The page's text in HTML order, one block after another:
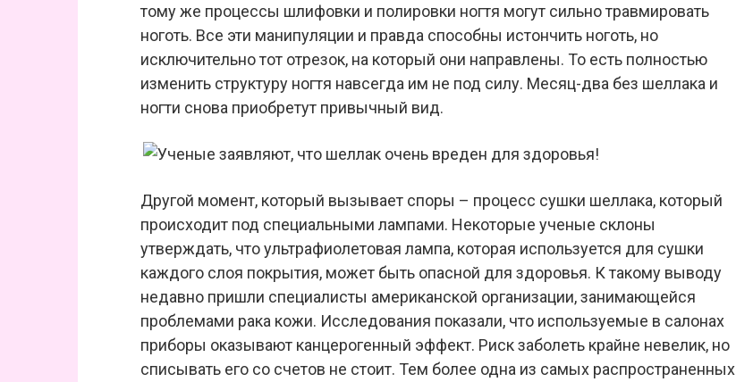
тому же процессы шлифовки и полировки ногтя могут сильно травмировать
ноготь. Все эти манипуляции и правда способны истончить ноготь, но
исключительно тот отрезок, на который они направлены. То есть полностью
изменить структуру ногтя навсегда им не под силу. Месяц-два без шеллака и
ногти снова приобретут привычный вид.
Другой момент, который вызывает споры – процесс сушки шеллака, который
происходит под специальными лампами. Некоторые ученые склоны
утверждать, что ультрафиолетовая лампа, которая используется для сушки
каждого слоя покрытия, может быть опасной для здоровья. К такому выводу
недавно пришли специалисты американской организации, занимающейся
проблемами рака кожи. Исследования показали, что используемые в салонах
приборы оказывают канцерогенный эффект. Риск заболеть крайне невелик, но
списывать его со счетов не стоит. Тем более одна из самых распространенных